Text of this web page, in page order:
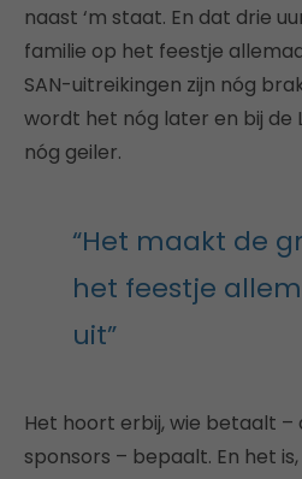
naast ‘m staat. En dat drie
familie op het feestje
SAN-uitreikingen zijn nóg
wordt het nóg later en bij de
nóg geiler.
“Het maakt de
het feestje
uit”
Het hoort erbij, wie betaalt –
sponsors – bepaalt. En het